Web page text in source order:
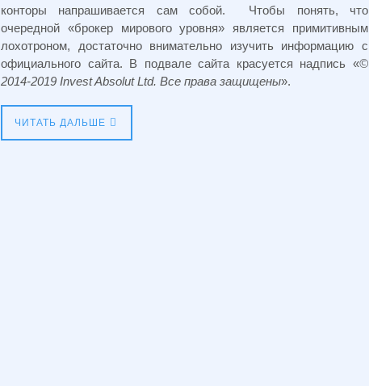
конторы напрашивается сам собой. Чтобы понять, что
очередной «брокер мирового уровня» является примитивным
лохотроном, достаточно внимательно изучить информацию с
официального сайта. В подвале сайта красуется надпись «©
2014-2019 Invest Absolut Ltd. Все права защищены».
ЧИТАТЬ ДАЛЬШЕ